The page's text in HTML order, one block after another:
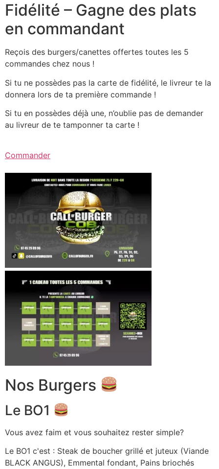
Fidélité – Gagne des plats
en commandant
Reçois des burgers/canettes offertes toutes les 5
commandes chez nous !
Si tu ne possèdes pas la carte de fidélité, le livreur te la
donnera lors de ta première commande !
Si tu en possèdes déjà une, n’oublie pas de demander
au livreur de te tamponner ta carte !
Commander
Nos Burgers
Le BO1
Vous avez faim et vous souhaitez rester simple?
Le BO1 c'est : Steak de boucher grillé et juteux (Viande
BLACK ANGUS), Emmental fondant, Pains briochés